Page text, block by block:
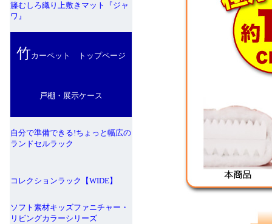
籐むしろ織り上敷きマット『ジャ
ワ』
竹カーペット トップページ
戸棚・展示ケース
自分で準備できる!ちょっと幅広の
ランドセルラック
コレクションラック【WIDE】
ソフト素材キッズファニチャー・
リビングカラーシリーズ